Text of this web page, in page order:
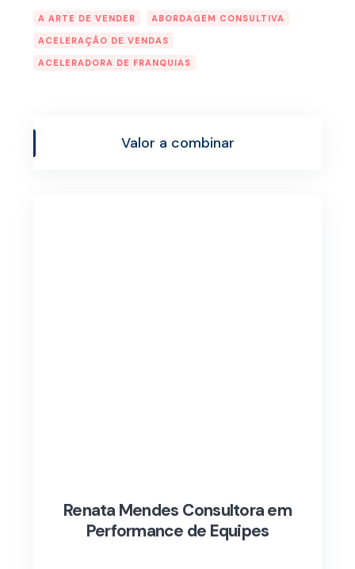
A ARTE DE VENDER
ABORDAGEM CONSULTIVA
ACELERAÇÃO DE VENDAS
ACELERADORA DE FRANQUIAS
Valor a combinar
Renata Mendes Consultora em
Performance de Equipes